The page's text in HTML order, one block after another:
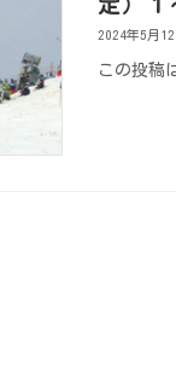
定）１
2024年5月12
この投稿